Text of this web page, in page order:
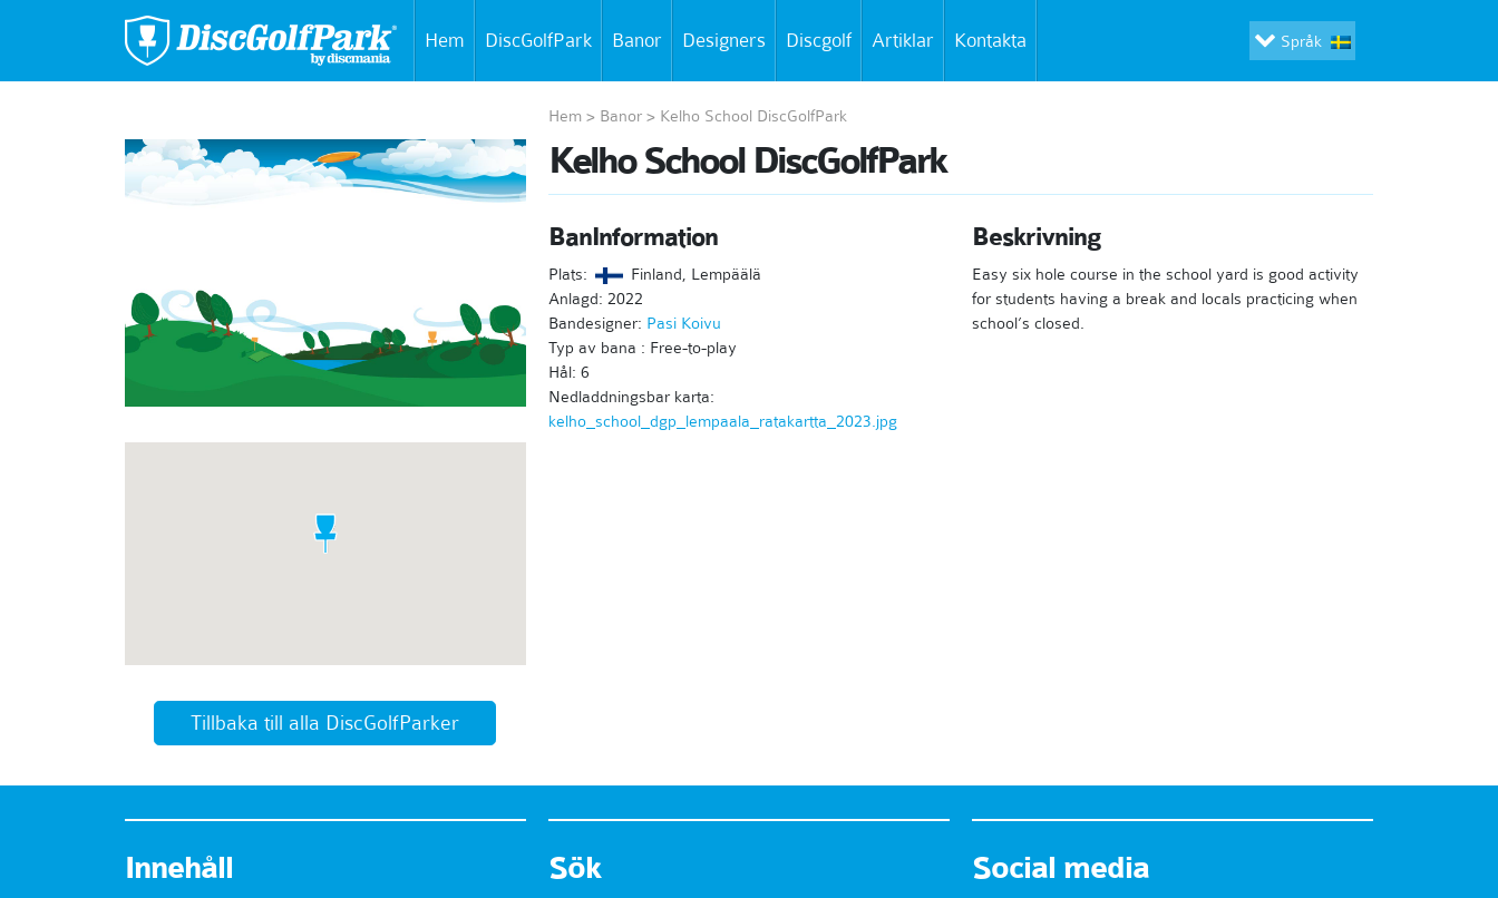
Hem DiscGolfPark Banor Designers Discgolf Artiklar Kontakta Språk
Tillbaka till alla DiscGolfParker
Hem > Banor> Kelho School DiscGolfPark
Kelho School DiscGolfPark
BanInformation
Plats:
Finland, Lempäälä
Anlagd: 2022
Bandesigner: Pasi Koivu
Typ av bana : Free-to-play
Hål: 6
Nedladdningsbar karta:
kelho_school_dgp_lempaala_ratakartta_2023.jpg
Beskrivning
Easy six hole course in the school yard is good activity
for students having a break and locals practicing when
school’s closed.
Innehåll Sök Social media